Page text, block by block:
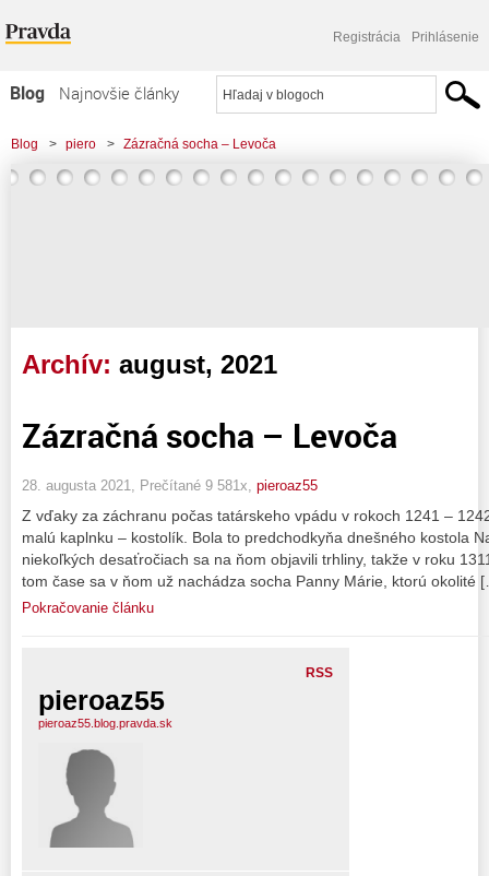
Registrácia Prihlásenie
Blog
Najnovšie články
Najčítanejšie články
Najkomentovanejšie články
Blog > piero > Zázračná socha – Levoča
Archív: august, 2021
Zázračná socha – Levoča
28. augusta 2021, Prečítané 9 581x, pieroaz55
Z vďaky za záchranu počas tatárskeho vpádu v rokoch 1241 –
malú kaplnku – kostolík. Bola to predchodkyňa dnešného kostola
niekoľkých desaťročiach sa na ňom objavili trhliny, takže v roku
tom čase sa v ňom už nachádza socha Panny Márie, ktorú okolité
Pokračovanie článku
RSS
pieroaz55
pieroaz55.blog.pravda.sk